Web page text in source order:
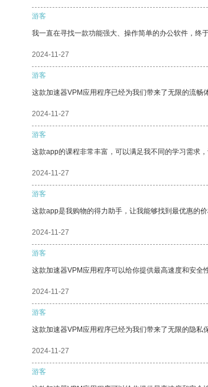
游客
我一直在寻找一款功能强大、操作简单的办公软件，终
2024-11-27
游客
这款加速器VPM应用程序已经为我们带来了无限的流畅
2024-11-27
游客
这款app的课程非常丰富，可以满足我不同的学习需求
2024-11-27
游客
这款app是我购物的得力助手，让我能够找到最优惠的价
2024-11-27
游客
这款加速器VPM应用程序可以给你提供最高速度和安全
2024-11-27
游客
这款加速器VPM应用程序已经为我们带来了无限的隐私
2024-11-27
游客